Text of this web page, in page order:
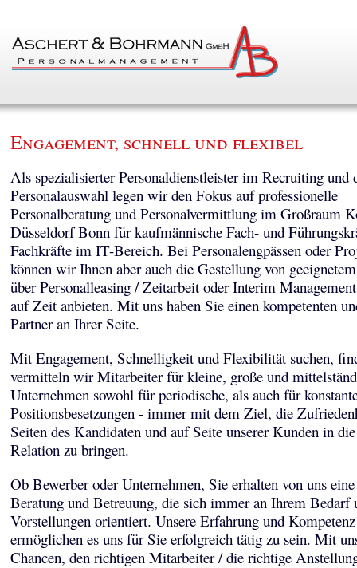
Engagement, schnell und flexibel
Als spezialisierter Personaldienstleister im Recruiting und
Personalauswahl legen wir den Fokus auf professionelle
Personalberatung und Personalvermittlung im Großraum
Düsseldorf Bonn für kaufmännische Fach- und
Fachkräfte im IT-Bereich. Bei Personalengpässen oder
können wir Ihnen aber auch die Gestellung von
über Personalleasing / Zeitarbeit oder Interim
auf Zeit anbieten. Mit uns haben Sie einen kompetenten
Partner an Ihrer Seite.
Mit Engagement, Schnelligkeit und Flexibilität suchen,
vermitteln wir Mitarbeiter für kleine, große und
Unternehmen sowohl für periodische, als auch für
Positionsbesetzungen - immer mit dem Ziel, die
Seiten des Kandidaten und auf Seite unserer Kunden in
Relation zu bringen.
Ob Bewerber oder Unternehmen, Sie erhalten von uns
Beratung und Betreuung, die sich immer an Ihrem Bedarf
Vorstellungen orientiert. Unsere Erfahrung und Kompetenz
ermöglichen es uns für Sie erfolgreich tätig zu sein. Mit
Chancen, den richtigen Mitarbeiter / die richtige